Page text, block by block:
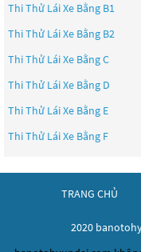
Thi Thử Lái Xe Bằng B1
Thi Thử Lái Xe Bằng B2
Thi Thử Lái Xe Bằng C
Thi Thử Lái Xe Bằng D
Thi Thử Lái Xe Bằng E
Thi Thử Lái Xe Bằng F
TRANG CHỦ
2020